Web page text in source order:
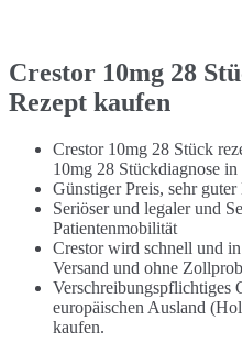
Crestor 10mg 28
Rezept kaufen
Crestor 10mg 28 Stück
10mg 28 Stückdiagnose
Günstiger Preis, sehr
Seriöser und legaler und
Patientenmobilität
Crestor wird schnell und
Versand und ohne
Verschreibungspflichtiges
europäischen Ausland
kaufen.